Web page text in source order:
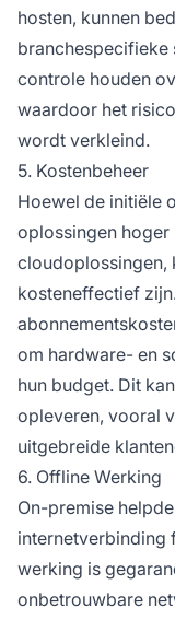
hosten, kunnen
branchespecifieke
controle houden
waardoor het
wordt verkleind.
5. Kostenbeheer
Hoewel de initiële
oplossingen hoger
cloudoplossingen,
kosteneffectief
om hardware- en
hun budget. Dit
opleveren, vooral
uitgebreide
6. Offline Werking
On-premise
internetverbinding
werking is
onbetrouwbare